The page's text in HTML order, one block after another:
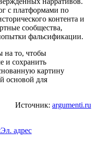
с платформами по
контента и
сообщества,
фальсификации.
на то, чтобы
и сохранить
картину
основой для
Источник: argumenti.ru
Эл. адрес